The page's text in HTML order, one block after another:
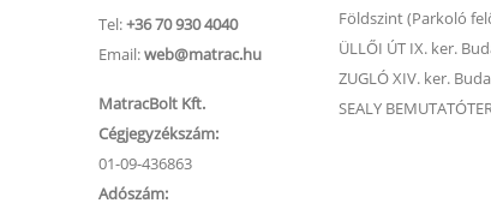
Tel:+36 70 930 4040
Email:web@matrac.hu
MatracBolt Kft.
Cégjegyzékszám:
01-09-436863
Adószám:
Földszint (Parkoló
ÜLLŐI ÚT IX. ker.
ZUGLÓ XIV. ker.
SEALY